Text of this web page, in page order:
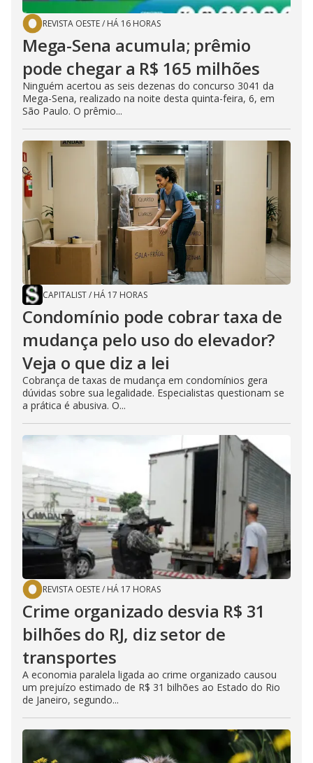
REVISTA OESTE/ HÁ 16 HORAS
Mega-Sena acumula; prêmio
pode chegar a R$ 165 milhões
Ninguém acertou as seis dezenas do concurso 3041 da
Mega-Sena, realizado na noite desta quinta-feira, 6, em
São Paulo. O prêmio...
CAPITALIST/ HÁ 17 HORAS
Condomínio pode cobrar taxa de
mudança pelo uso do elevador?
Veja o que diz a lei
Cobrança de taxas de mudança em condomínios gera
dúvidas sobre sua legalidade. Especialistas questionam se
a prática é abusiva. O...
REVISTA OESTE/ HÁ 17 HORAS
Crime organizado desvia R$ 31
bilhões do RJ, diz setor de
transportes
A economia paralela ligada ao crime organizado causou
um prejuízo estimado de R$ 31 bilhões ao Estado do Rio
de Janeiro, segundo...